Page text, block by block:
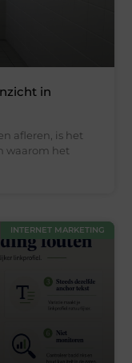
in
afleren, is het
waarom het
INTERNET MARKETING